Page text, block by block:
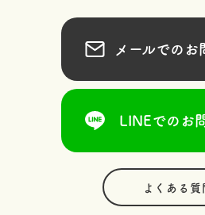
メールでのお
LINEでのお問
よくある質